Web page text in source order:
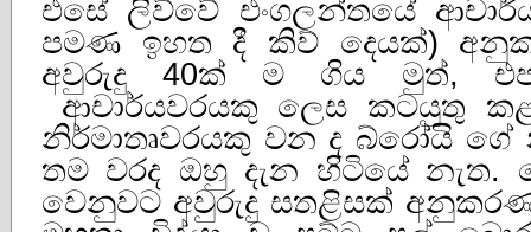
එසේ ලිව්වේ එංගලන්තයේ
පමණ ඉහත දී කිව් දෙයක්‌)
අවුරුදු 40ක්‌ ම ගිය මුත්,
ආචාර්යවරයකු ලෙස කටයුතු
නිර්මාතෘවරයකු වන ද බ්රෝයි
තම වරද ඔහු දැන හිටියේ නැත.
වෙනුවට අවුරුදු සතළිසක්‌